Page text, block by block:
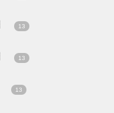
13
13
13